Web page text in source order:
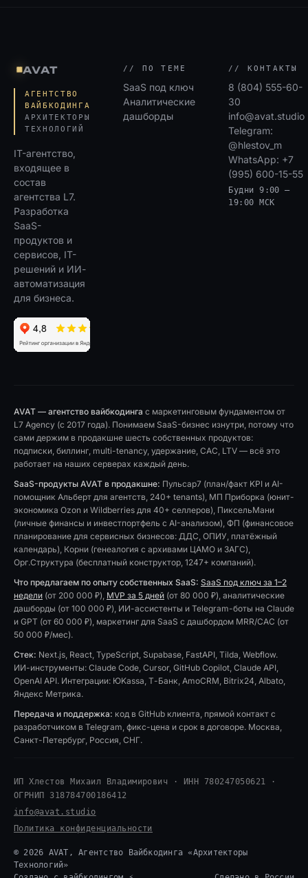
◆AVAT
АГЕНТСТВО
ВАЙБКОДИНГА
АРХИТЕКТОРЫ
ТЕХНОЛОГИЙ
IT-агентство,
входящее в
состав
агентства L7.
Разработка
SaaS-
продуктов и
сервисов, IT-
решений и ИИ-
автоматизация
для бизнеса.
// ПО ТЕМЕ
SaaS под ключ
Аналитические
дашборды
// КОНТАКТЫ
8 (804) 555-60-
30
info@avat.studio
Telegram:
@hlestov_m
WhatsApp: +7
(995) 600-15-55
Будни 9:00 –
19:00 МСК
AVAT — агентство вайбкодинга с маркетинговым фундаментом от
L7 Agency (с 2017 года). Понимаем SaaS-бизнес изнутри, потому что
сами держим в продакшне шесть собственных продуктов:
подписки, биллинг, multi-tenancy, удержание, CAC, LTV — всё это
работает на наших серверах каждый день.
SaaS-продукты AVAT в продакшне: Пульсар7 (план/факт KPI и AI-
помощник Альберт для агентств, 240+ tenants), МП Приборка (юнит-
экономика Ozon и Wildberries для 40+ селлеров), ПиксельМани
(личные финансы и инвестпортфель с AI-анализом), ФП (финансовое
планирование для сервисных бизнесов: ДДС, ОПИУ, платёжный
календарь), Корни (генеалогия с архивами ЦАМО и ЗАГС),
Орг.Структура (бесплатный конструктор, 1247+ компаний).
Что предлагаем по опыту собственных SaaS: SaaS под ключ за 1–2
недели (от 200 000 ₽), MVP за 5 дней (от 80 000 ₽), аналитические
дашборды (от 100 000 ₽), ИИ-ассистенты и Telegram-боты на Claude
и GPT (от 60 000 ₽), маркетинг для SaaS с дашбордом MRR/CAC (от
50 000 ₽/мес).
Стек: Next.js, React, TypeScript, Supabase, FastAPI, Tilda, Webflow.
ИИ-инструменты: Claude Code, Cursor, GitHub Copilot, Claude API,
OpenAI API. Интеграции: ЮKassa, Т-Банк, AmoCRM, Bitrix24, Albato,
Яндекс Метрика.
Передача и поддержка: код в GitHub клиента, прямой контакт с
разработчиком в Telegram, фикс-цена и срок в договоре. Москва,
Санкт-Петербург, Россия, СНГ.
ИП Хлестов Михаил Владимирович · ИНН 780247050621 ·
ОГРНИП 318784700186412
info@avat.studio
Политика конфиденциальности
© 2026 AVAT, Агентство Вайбкодинга «Архитекторы
Технологий»